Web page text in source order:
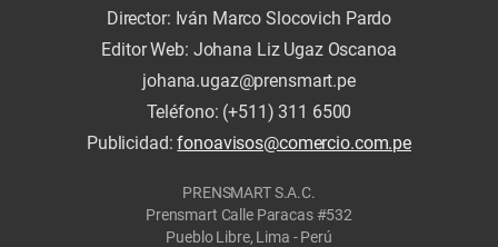
Director: Iván Marco Slocovich Pardo
Editor Web: Johana Liz Ugaz Oscanoa
johana.ugaz@prensmart.pe
Teléfono: (+511) 311 6500
Publicidad:fonoavisos@comercio.com.pe
PRENSMART S.A.C.
Prensmart Calle Paracas #532
Pueblo Libre, Lima - Perú